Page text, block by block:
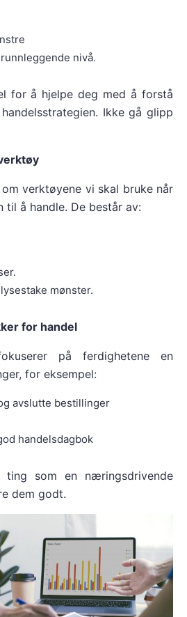
nivå.
for å hjelpe deg med å forstå
Ikke gå glipp
verktøyene vi skal bruke når
til å handle. De består av:
mønster.
for handel
på ferdighetene en
for eksempel:
avslutte bestillinger
handelsdagbok
som en næringsdrivende
dem godt.